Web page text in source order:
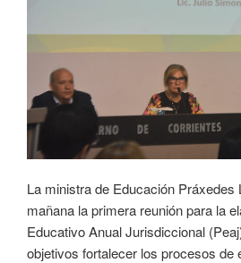
La ministra de Educación Práxedes
mañana la primera reunión para la
Educativo Anual Jurisdiccional
objetivos fortalecer los procesos de